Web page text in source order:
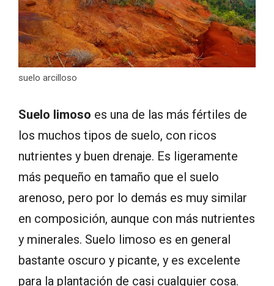
suelo arcilloso
Suelo limoso es una de las más fértiles de
los muchos tipos de suelo, con ricos
nutrientes y buen drenaje. Es ligeramente
más pequeño en tamaño que el suelo
arenoso, pero por lo demás es muy similar
en composición, aunque con más nutrientes
y minerales. Suelo limoso es en general
bastante oscuro y picante, y es excelente
para la plantación de casi cualquier cosa.